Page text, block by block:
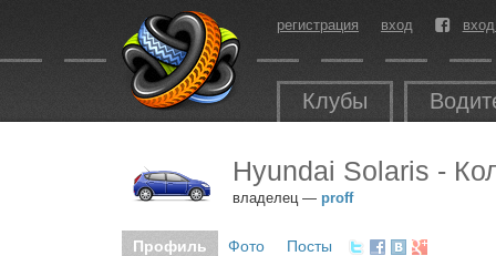
регистрация вход
Клубы
Hyundai Solaris -
владелец — proff
Профиль Фото Посты